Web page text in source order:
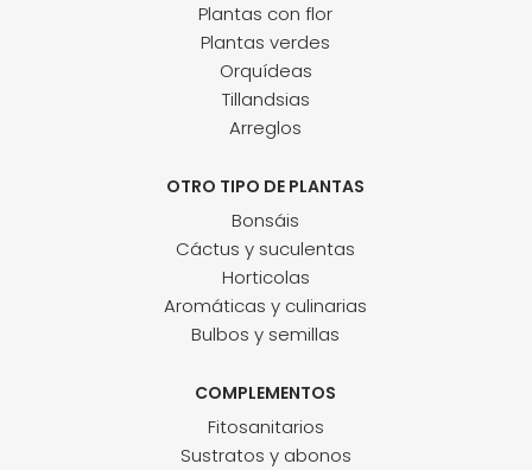
Plantas con flor
Plantas verdes
Orquídeas
Tillandsias
Arreglos
OTRO TIPO DE PLANTAS
Bonsáis
Cáctus y suculentas
Horticolas
Aromáticas y culinarias
Bulbos y semillas
COMPLEMENTOS
Fitosanitarios
Sustratos y abonos